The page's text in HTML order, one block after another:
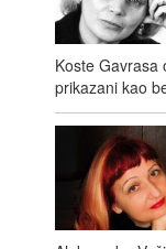
Koste Gavrasa
prikazani kao